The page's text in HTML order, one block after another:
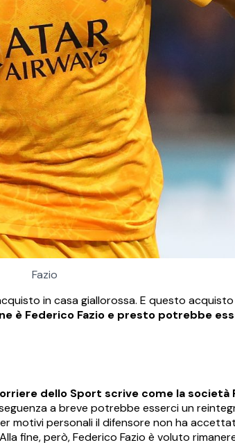
Fazio
in casa giallorossa. E questo
è Federico Fazio e presto potrebbe
dello Sport scrive come la società
a breve potrebbe esserci un
motivi personali il difensore non ha
fine, però, Federico Fazio è voluto